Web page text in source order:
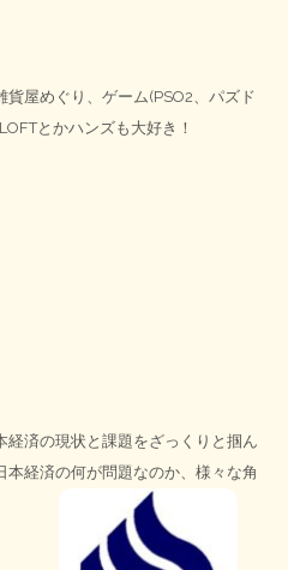
屋めぐり、ゲーム(PSO2、パズド
とかハンズも大好き！
経済の現状と課題をざっくりと掴ん
経済の何が問題なのか、様々な角